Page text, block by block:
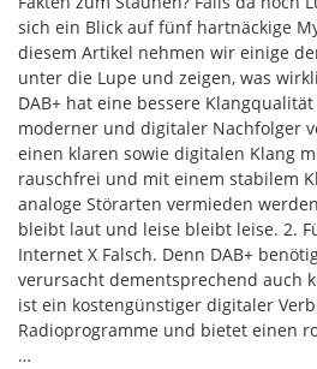
sich ein Blick auf fünf hartnäckige
diesem Artikel nehmen wir einige
unter die Lupe und zeigen, was
DAB+ hat eine bessere
moderner und digitaler Nachfolger
einen klaren sowie digitalen Klang
rauschfrei und mit einem stabilem
analoge Störarten vermieden
bleibt laut und leise bleibt leise. 2.
Internet Χ Falsch. Denn DAB+
verursacht dementsprechend auch
ist ein kostengünstiger digitaler
Radioprogramme und bietet einen
…